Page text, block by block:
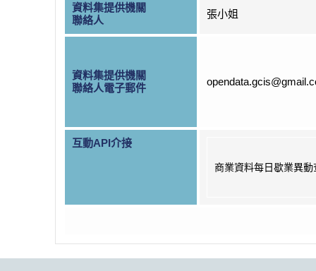
資料集提供機關
聯絡人
張小姐
資料集提供機關
聯絡人電子郵件
互動API介接
商業資料每日歇業異動